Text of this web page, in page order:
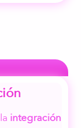
integración